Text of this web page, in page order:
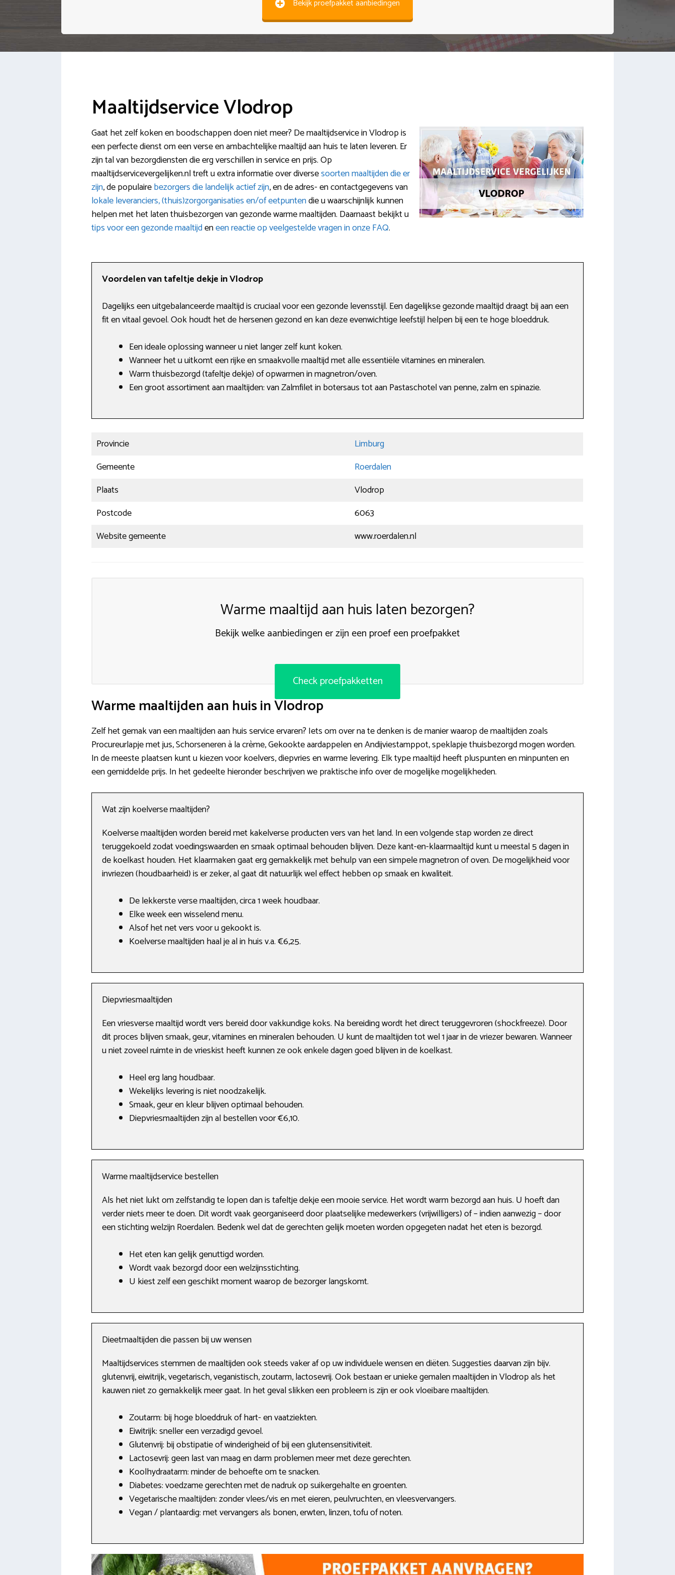
Bekijk proefpakket aanbiedingen
Maaltijdservice Vlodrop
Gaat het zelf koken en boodschappen doen niet meer? De maaltijdservice in Vlodrop is
een perfecte dienst om een verse en ambachtelijke maaltijd aan huis te laten leveren. Er
zijn tal van bezorgdiensten die erg verschillen in service en prijs. Op
maaltijdservicevergelijken.nl treft u extra informatie over diversesoorten maaltijden die er
zijn, de populairebezorgers die landelijk actief zijn, en de adres- en contactgegevens van
lokale leveranciers, (thuis)zorgorganisaties en/of eetpuntendie u waarschijnlijk kunnen
helpen met het laten thuisbezorgen van gezonde warme maaltijden. Daarnaast bekijkt u
tips voor een gezonde maaltijdeneen reactie op veelgestelde vragen in onze FAQ.
Voordelen van tafeltje dekje in Vlodrop
Dagelijks een uitgebalanceerde maaltijd is cruciaal voor een gezonde levensstijl. Een dagelijkse gezonde maaltijd draagt bij aan een
fit en vitaal gevoel. Ook houdt het de hersenen gezond en kan deze evenwichtige leefstijl helpen bij een te hoge bloeddruk.
Een ideale oplossing wanneer u niet langer zelf kunt koken.
Wanneer het u uitkomt een rijke en smaakvolle maaltijd met alle essentiële vitamines en mineralen.
Warm thuisbezorgd (tafeltje dekje) of opwarmen in magnetron/oven.
Een groot assortiment aan maaltijden: van Zalmfilet in botersaus tot aan Pastaschotel van penne, zalm en spinazie.
Provincie
Limburg
Gemeente
Roerdalen
Plaats
Vlodrop
Postcode
6063
Website gemeente
www.roerdalen.nl
Warme maaltijd aan huis laten bezorgen?
Bekijk welke aanbiedingen er zijn een proef een proefpakket
Check proefpakketten
Warme maaltijden aan huis in Vlodrop
Zelf het gemak van een maaltijden aan huis service ervaren? Iets om over na te denken is de manier waarop de maaltijden zoals
Procureurlapje met jus, Schorseneren à la crème, Gekookte aardappelen en Andijviestamppot, speklapje thuisbezorgd mogen worden.
In de meeste plaatsen kunt u kiezen voor koelvers, diepvries en warme levering. Elk type maaltijd heeft pluspunten en minpunten en
een gemiddelde prijs. In het gedeelte hieronder beschrijven we praktische info over de mogelijke mogelijkheden.
Wat zijn koelverse maaltijden?
Koelverse maaltijden worden bereid met kakelverse producten vers van het land. In een volgende stap worden ze direct
teruggekoeld zodat voedingswaarden en smaak optimaal behouden blijven. Deze kant-en-klaarmaaltijd kunt u meestal 5 dagen in
de koelkast houden. Het klaarmaken gaat erg gemakkelijk met behulp van een simpele magnetron of oven. De mogelijkheid voor
invriezen (houdbaarheid) is er zeker, al gaat dit natuurlijk wel effect hebben op smaak en kwaliteit.
De lekkerste verse maaltijden, circa 1 week houdbaar.
Elke week een wisselend menu.
Alsof het net vers voor u gekookt is.
Koelverse maaltijden haal je al in huis v.a. €6,25.
Diepvriesmaaltijden
Een vriesverse maaltijd wordt vers bereid door vakkundige koks. Na bereiding wordt het direct teruggevroren (shockfreeze). Door
dit proces blijven smaak, geur, vitamines en mineralen behouden. U kunt de maaltijden tot wel 1 jaar in de vriezer bewaren. Wanneer
u niet zoveel ruimte in de vrieskist heeft kunnen ze ook enkele dagen goed blijven in de koelkast.
Heel erg lang houdbaar.
Wekelijks levering is niet noodzakelijk.
Smaak, geur en kleur blijven optimaal behouden.
Diepvriesmaaltijden zijn al bestellen voor €6,10.
Warme maaltijdservice bestellen
Als het niet lukt om zelfstandig te lopen dan is tafeltje dekje een mooie service. Het wordt warm bezorgd aan huis. U hoeft dan
verder niets meer te doen. Dit wordt vaak georganiseerd door plaatselijke medewerkers (vrijwilligers) of – indien aanwezig – door
een stichting welzijn Roerdalen. Bedenk wel dat de gerechten gelijk moeten worden opgegeten nadat het eten is bezorgd.
Het eten kan gelijk genuttigd worden.
Wordt vaak bezorgd door een welzijnsstichting.
U kiest zelf een geschikt moment waarop de bezorger langskomt.
Dieetmaaltijden die passen bij uw wensen
Maaltijdservices stemmen de maaltijden ook steeds vaker af op uw individuele wensen en diëten. Suggesties daarvan zijn bijv.
glutenvrij, eiwitrijk, vegetarisch, veganistisch, zoutarm, lactosevrij. Ook bestaan er unieke gemalen maaltijden in Vlodrop als het
kauwen niet zo gemakkelijk meer gaat. In het geval slikken een probleem is zijn er ook vloeibare maaltijden.
Zoutarm: bij hoge bloeddruk of hart- en vaatziekten.
Eiwitrijk: sneller een verzadigd gevoel.
Glutenvrij: bij obstipatie of winderigheid of bij een glutensensitiviteit.
Lactosevrij: geen last van maag en darm problemen meer met deze gerechten.
Koolhydraatarm: minder de behoefte om te snacken.
Diabetes: voedzame gerechten met de nadruk op suikergehalte en groenten.
Vegetarische maaltijden: zonder vlees/vis en met eieren, peulvruchten, en vleesvervangers.
Vegan / plantaardig: met vervangers als bonen, erwten, linzen, tofu of noten.